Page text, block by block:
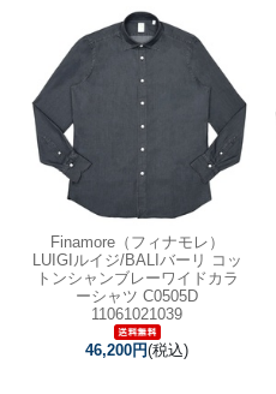
Finamore（フィナモレ）
LUIGIルイジ/BALIバーリ コッ
トンシャンブレーワイドカラ
ーシャツ C0505D
11061021039
46,200円(税込)